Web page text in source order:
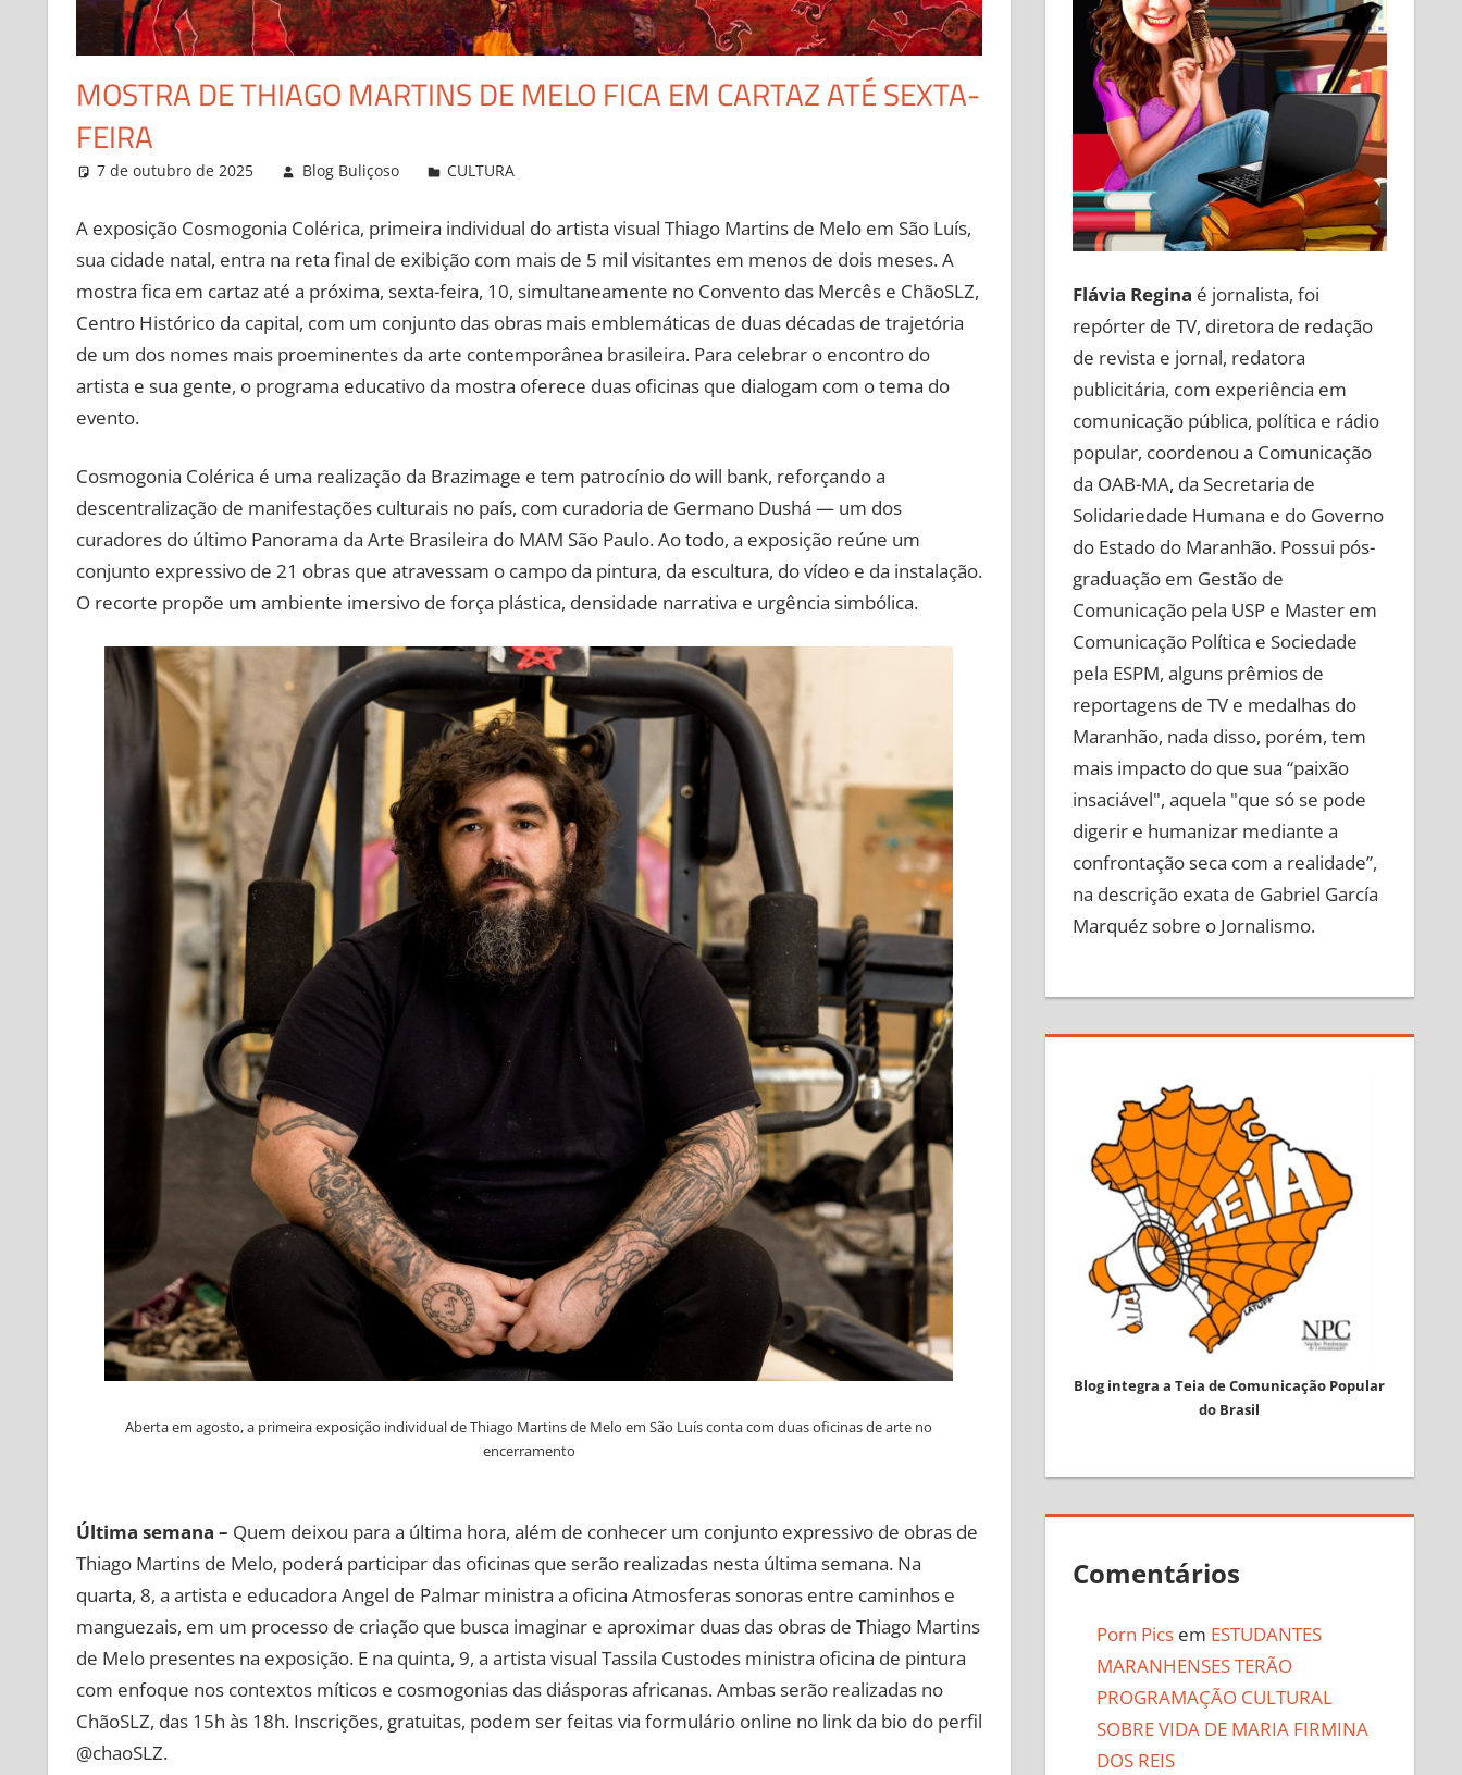
MOSTRA DE THIAGO MARTINS DE MELO FICA EM CARTAZ ATÉ SEXTA-
FEIRA
7 de outubro de 2025 Blog Buliçoso CULTURA
A exposição Cosmogonia Colérica, primeira individual do artista visual Thiago Martins de Melo em São Luís,
sua cidade natal, entra na reta final de exibição com mais de 5 mil visitantes em menos de dois meses. A
mostra fica em cartaz até a próxima, sexta-feira, 10, simultaneamente no Convento das Mercês e ChãoSLZ,
Centro Histórico da capital, com um conjunto das obras mais emblemáticas de duas décadas de trajetória
de um dos nomes mais proeminentes da arte contemporânea brasileira. Para celebrar o encontro do
artista e sua gente, o programa educativo da mostra oferece duas oficinas que dialogam com o tema do
evento.
Cosmogonia Colérica é uma realização da Brazimage e tem patrocínio do will bank, reforçando a
descentralização de manifestações culturais no país, com curadoria de Germano Dushá — um dos
curadores do último Panorama da Arte Brasileira do MAM São Paulo. Ao todo, a exposição reúne um
conjunto expressivo de 21 obras que atravessam o campo da pintura, da escultura, do vídeo e da instalação.
O recorte propõe um ambiente imersivo de força plástica, densidade narrativa e urgência simbólica.
Aberta em agosto, a primeira exposição individual de Thiago Martins de Melo em São Luís conta com duas oficinas de arte no
encerramento
Última semana – Quem deixou para a última hora, além de conhecer um conjunto expressivo de obras de
Thiago Martins de Melo, poderá participar das oficinas que serão realizadas nesta última semana. Na
quarta, 8, a artista e educadora Angel de Palmar ministra a oficina Atmosferas sonoras entre caminhos e
manguezais, em um processo de criação que busca imaginar e aproximar duas das obras de Thiago Martins
de Melo presentes na exposição. E na quinta, 9, a artista visual Tassila Custodes ministra oficina de pintura
com enfoque nos contextos míticos e cosmogonias das diásporas africanas. Ambas serão realizadas no
ChãoSLZ, das 15h às 18h. Inscrições, gratuitas, podem ser feitas via formulário online no link da bio do perfil
@chaoSLZ.
Flávia Regina é jornalista, foi
repórter de TV, diretora de redação
de revista e jornal, redatora
publicitária, com experiência em
comunicação pública, política e rádio
popular, coordenou a Comunicação
da OAB-MA, da Secretaria de
Solidariedade Humana e do Governo
do Estado do Maranhão. Possui pós-
graduação em Gestão de
Comunicação pela USP e Master em
Comunicação Política e Sociedade
pela ESPM, alguns prêmios de
reportagens de TV e medalhas do
Maranhão, nada disso, porém, tem
mais impacto do que sua “paixão
insaciável", aquela "que só se pode
digerir e humanizar mediante a
confrontação seca com a realidade”,
na descrição exata de Gabriel García
Marquéz sobre o Jornalismo.
Blog integra a Teia de Comunicação Popular
do Brasil
Comentários
Porn Picsem ESTUDANTES
MARANHENSES TERÃO
PROGRAMAÇÃO CULTURAL
SOBRE VIDA DE MARIA FIRMINA
DOS REIS